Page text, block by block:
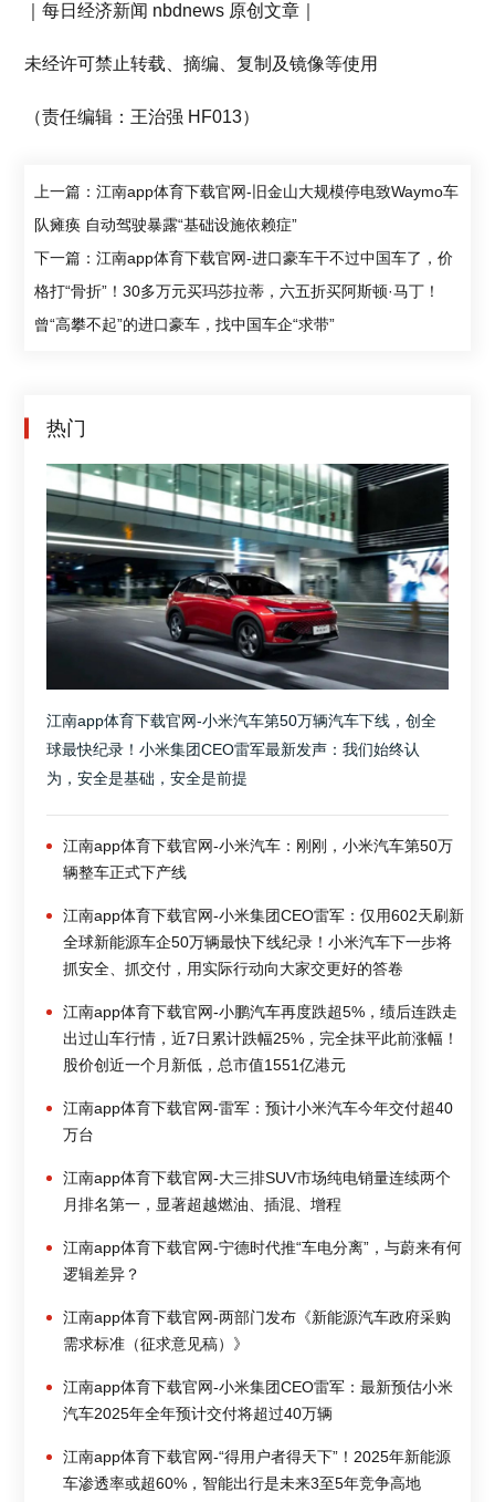
｜每日经济新闻 nbdnews 原创文章｜
未经许可禁止转载、摘编、复制及镜像等使用
（责任编辑：王治强 HF013）
上一篇：江南app体育下载官网-旧金山大规模停电致Waymo车
队瘫痪 自动驾驶暴露“基础设施依赖症”
下一篇：江南app体育下载官网-进口豪车干不过中国车了，价
格打“骨折”！30多万元买玛莎拉蒂，六五折买阿斯顿·马丁！
曾“高攀不起”的进口豪车，找中国车企“求带”
热门
江南app体育下载官网-小米汽车第50万辆汽车下线，创全
球最快纪录！小米集团CEO雷军最新发声：我们始终认
为，安全是基础，安全是前提
江南app体育下载官网-小米汽车：刚刚，小米汽车第50万
辆整车正式下产线
江南app体育下载官网-小米集团CEO雷军：仅用602天刷新
全球新能源车企50万辆最快下线纪录！小米汽车下一步将
抓安全、抓交付，用实际行动向大家交更好的答卷
江南app体育下载官网-小鹏汽车再度跌超5%，绩后连跌走
出过山车行情，近7日累计跌幅25%，完全抹平此前涨幅！
股价创近一个月新低，总市值1551亿港元
江南app体育下载官网-雷军：预计小米汽车今年交付超40
万台
江南app体育下载官网-大三排SUV市场纯电销量连续两个
月排名第一，显著超越燃油、插混、增程
江南app体育下载官网-宁德时代推“车电分离”，与蔚来有何
逻辑差异？
江南app体育下载官网-两部门发布《新能源汽车政府采购
需求标准（征求意见稿）》
江南app体育下载官网-小米集团CEO雷军：最新预估小米
汽车2025年全年预计交付将超过40万辆
江南app体育下载官网-“得用户者得天下”！2025年新能源
车渗透率或超60%，智能出行是未来3至5年竞争高地